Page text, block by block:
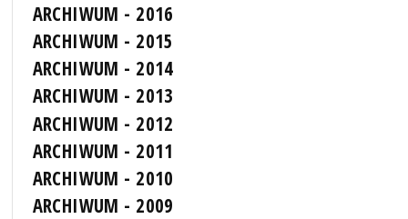
ARCHIWUM - 2016
ARCHIWUM - 2015
ARCHIWUM - 2014
ARCHIWUM - 2013
ARCHIWUM - 2012
ARCHIWUM - 2011
ARCHIWUM - 2010
ARCHIWUM - 2009